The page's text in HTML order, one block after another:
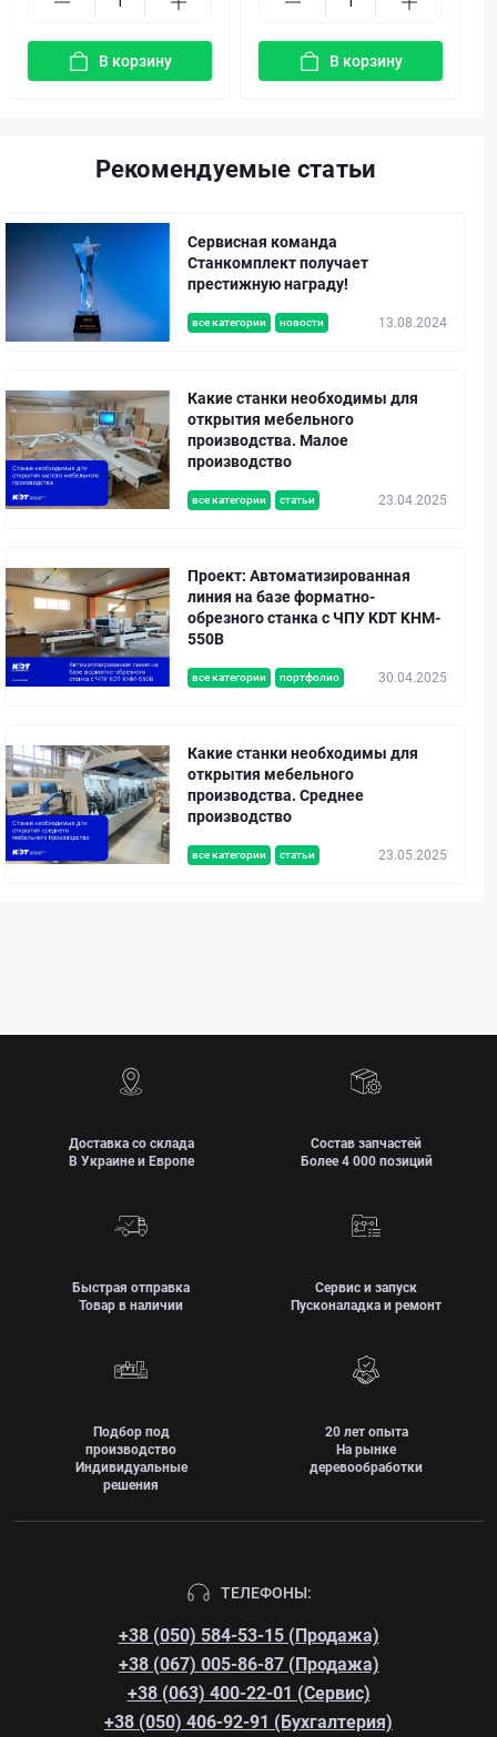
В корзину В корзину
Рекомендуемые статьи
все категории новости 13.08.2024
Сервисная команда
Станкомплект получает
престижную награду!
все категории статьи 23.04.2025
Какие станки необходимы для
открытия мебельного
производства. Малое
производство
все категории портфолио 30.04.2025
Проект: Автоматизированная
линия на базе форматно-
обрезного станка с ЧПУ KDT KHM-
550B
все категории статьи 23.05.2025
Какие станки необходимы для
открытия мебельного
производства. Среднее
производство
Доставка со склада
В Украине и Европе
Состав запчастей
Более 4 000 позиций
Быстрая отправка
Товар в наличии
Сервис и запуск
Пусконаладка и ремонт
Подбор под
производство
Индивидуальные
решения
20 лет опыта
На рынке
деревообработки
ТЕЛЕФОНЫ:
+38 (050) 584-53-15 (Продажа)
+38 (067) 005-86-87 (Продажа)
+38 (063) 400-22-01 (Сервис)
+38 (050) 406-92-91 (Бухгалтерия)